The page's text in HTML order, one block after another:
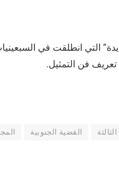
التي انطلقت في
فن التمثيل.
القضية الجنوبية